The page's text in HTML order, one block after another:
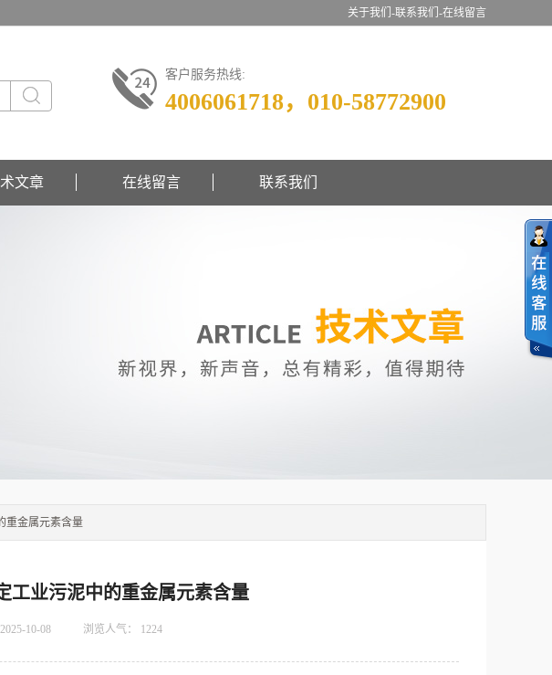
关于我们-联系我们-在线留言
客户服务热线:
4006061718，010-58772900
文章 在线留言 联系我们
重金属元素含量
工业污泥中的重金属元素含量
2025-10-08 浏览人气： 1224